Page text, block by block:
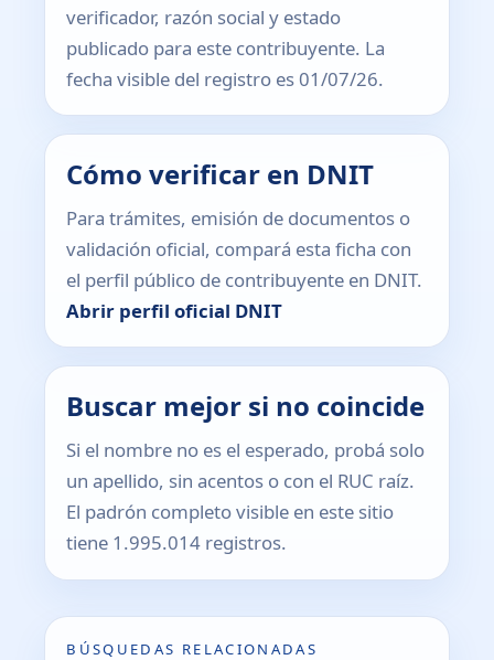
verificador, razón social y estado
publicado para este contribuyente. La
fecha visible del registro es 01/07/26.
Cómo verificar en DNIT
Para trámites, emisión de documentos o
validación oficial, compará esta ficha con
el perfil público de contribuyente en DNIT.
Abrir perfil oficial DNIT
Buscar mejor si no coincide
Si el nombre no es el esperado, probá solo
un apellido, sin acentos o con el RUC raíz.
El padrón completo visible en este sitio
tiene 1.995.014 registros.
BÚSQUEDAS RELACIONADAS